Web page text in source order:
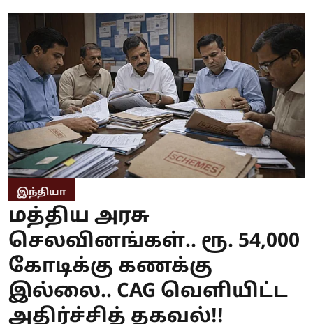
இந்தியா
மத்திய அரசு
செலவினங்கள்.. ரூ. 54,000
கோடிக்கு கணக்கு
இல்லை.. CAG வெளியிட்ட
அதிர்ச்சித் தகவல்!!